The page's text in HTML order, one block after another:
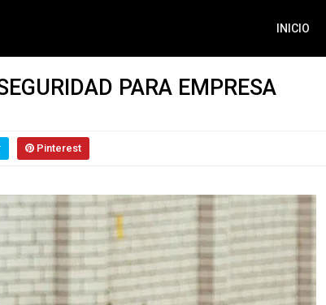
INICIO
PARA EMPRESA
Pinterest